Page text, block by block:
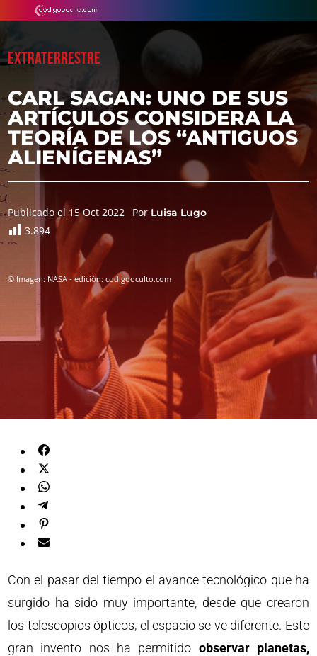
EXTRATERRESTRE
CARL SAGAN: UNO DE SUS
ARTÍCULOS CONSIDERA LA
TEORÍA DE LOS “ANTIGUOS
ALIENÍGENAS”
Publicado el 15 Oct 2022 Por Luisa Lugo
3.894
© Imagen: NASA - edición: codigooculto.com
Con el pasar del tiempo el avance tecnológico que ha
surgido ha sido muy importante, desde que crearon
los telescopios ópticos, el espacio se ve diferente. Este
gran invento nos ha permitido observar planetas,